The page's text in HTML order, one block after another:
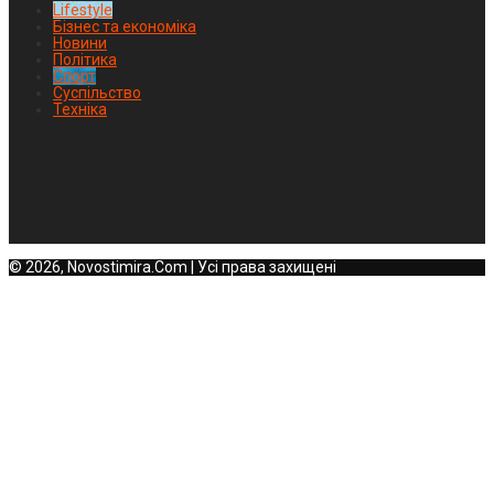
Lifestyle
Бізнес та економіка
Новини
Політика
Спорт
Суспільство
Техніка
© 2026, Novostimira.Com | Усі права захищені